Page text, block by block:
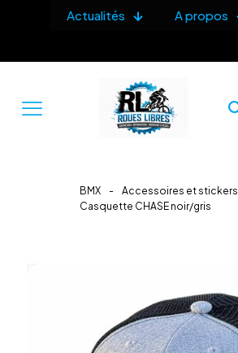
Actualités A propos
BMX - Accessoires et stickers
Casquette CHASE noir/gris